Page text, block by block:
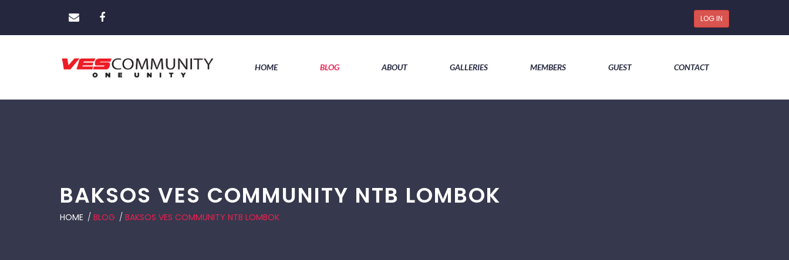
LOG IN
HOME BLOG ABOUT GALLERIES MEMBERS GUEST CONTACT
BAKSOS VES COMMUNITY NTB LOMBOK
HOME / BLOG / BAKSOS VES COMMUNITY NTB LOMBOK